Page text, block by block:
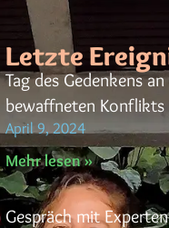
Letzte
Tag des Gedenkens
bewaffneten Konflikts
April 9, 2024
Mehr lesen »
Gespräch mit